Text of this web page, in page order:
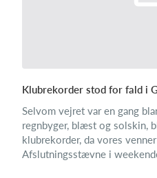
Klubrekorder stod for fald i
Selvom vejret var en gang
regnbyger, blæst og solskin,
klubrekorder, da vores
Afslutningsstævne i